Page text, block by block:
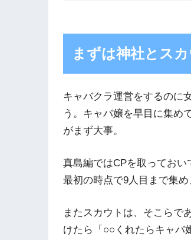
まずは神社とス
キャバクラ運営をするのに
う。キャバ嬢を早目に集め
がまず大事。
真島編ではCPを取ってお
最初の時点で9人目まで集
またスカウトは、そこらで
けたら「○○くれたらキャバ